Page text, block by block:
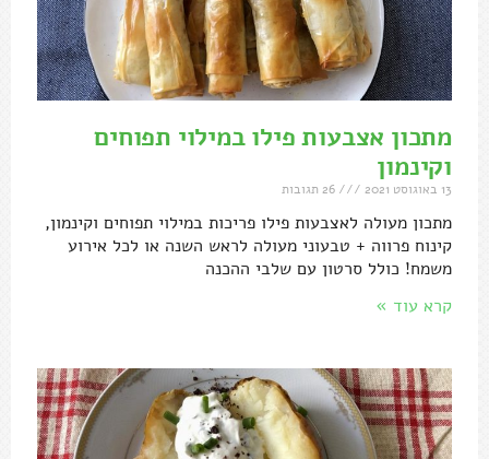
מתכון אצבעות פילו במילוי תפוחים
וקינמון
13 באוגוסט 2021
מתכון מעולה לאצבעות פילו פריכות במילוי תפוחים וקינמון,
קינוח פרווה + טבעוני מעולה לראש השנה או לכל אירוע
משמח! כולל סרטון עם שלבי ההכנה
קרא עוד »